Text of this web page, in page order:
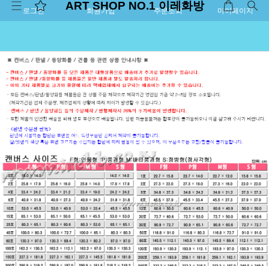
로그인 회원가입 주문조회 마이페이지
ART SHOP NO.1 이레화방